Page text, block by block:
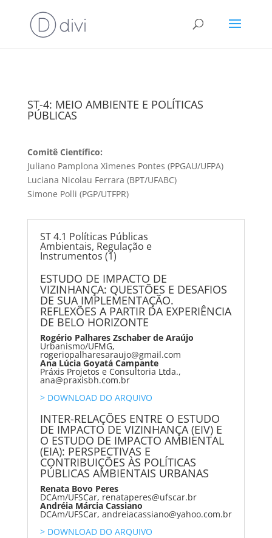
ST-4: MEIO AMBIENTE E POLÍTICAS
PÚBLICAS
Comitê Científico:
Juliano Pamplona Ximenes Pontes (PPGAU/UFPA)
Luciana Nicolau Ferrara (BPT/UFABC)
Simone Polli (PGP/UTFPR)
ST 4.1 Políticas Públicas
Ambientais, Regulação e
Instrumentos (1)
ESTUDO DE IMPACTO DE
VIZINHANÇA: QUESTÕES E DESAFIOS
DE SUA IMPLEMENTAÇÃO.
REFLEXÕES A PARTIR DA EXPERIÊNCIA
DE BELO HORIZONTE
Rogério Palhares Zschaber de Araújo
Urbanismo/UFMG,
rogeriopalharesaraujo@gmail.com
Ana Lúcia Goyatá Campante
Práxis Projetos e Consultoria Ltda.,
ana@praxisbh.com.br
> DOWNLOAD DO ARQUIVO
INTER-RELAÇÕES ENTRE O ESTUDO
DE IMPACTO DE VIZINHANÇA (EIV) E
O ESTUDO DE IMPACTO AMBIENTAL
(EIA): PERSPECTIVAS E
CONTRIBUIÇÕES ÀS POLÍTICAS
PÚBLICAS AMBIENTAIS URBANAS
Renata Bovo Peres
DCAm/UFSCar, renataperes@ufscar.br
Andréia Márcia Cassiano
DCAm/UFSCar, andreiacassiano@yahoo.com.br
> DOWNLOAD DO ARQUIVO